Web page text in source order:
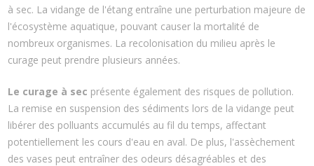
à sec. La vidange de l'étang entraîne une perturbation majeure de
l'écosystème aquatique, pouvant causer la mortalité de
nombreux organismes. La recolonisation du milieu après le
curage peut prendre plusieurs années.
Le curage à sec présente également des risques de pollution.
La remise en suspension des sédiments lors de la vidange peut
libérer des polluants accumulés au fil du temps, affectant
potentiellement les cours d'eau en aval. De plus, l'assèchement
des vases peut entraîner des odeurs désagréables et des